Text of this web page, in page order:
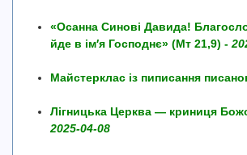
«Осанна Синові Давида!
йде в ім′я Господнє» (Мт 21,9) -
Майстерклас із пиписання
Лігницька Церква — криниця
2025-04-08